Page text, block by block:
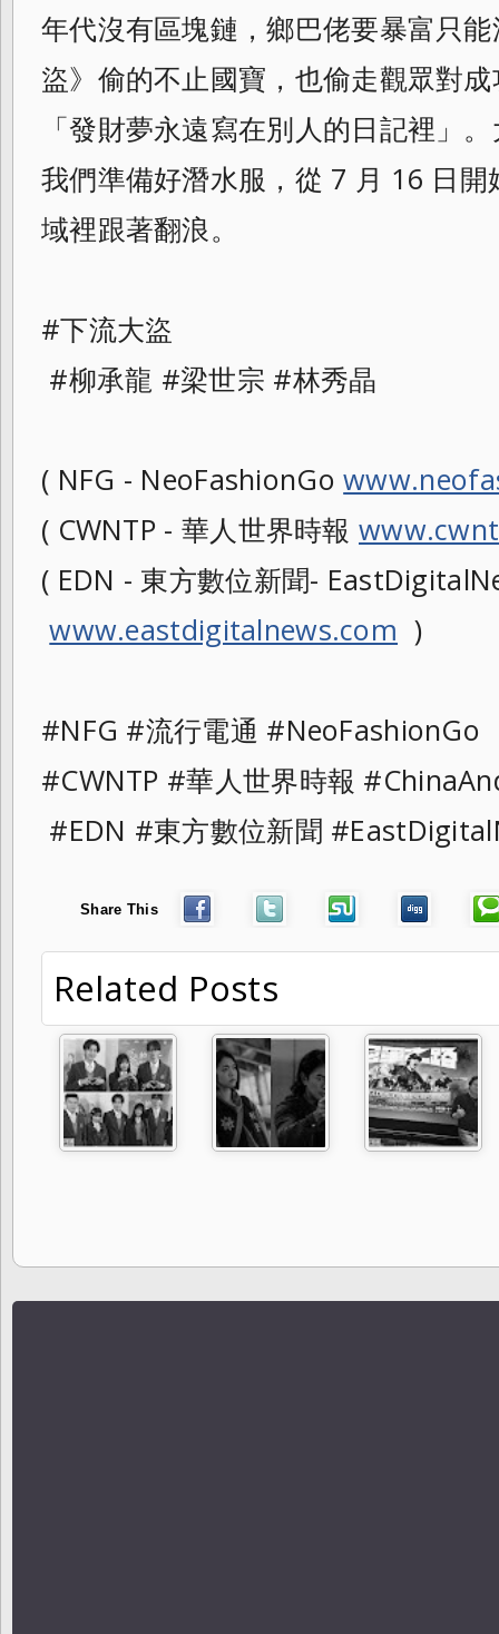
年代沒有區塊鏈，鄉巴佬要暴富只
盜》偷的不止國寶，也偷走觀眾對
「發財夢永遠寫在別人的日記裡」
我們準備好潛水服，從 7 月 16 日
域裡跟著翻浪。
#下流大盜
#柳承龍 #梁世宗 #林秀晶
( NFG - NeoFashionGo
( CWNTP - 華人世界時報
( EDN - 東方數位新聞-
www.eastdigitalnews.com )
#NFG #流行電通 #NeoFashionGo
#CWNTP #華人世界時報
#EDN #東方數位新聞
Share This
Related Posts